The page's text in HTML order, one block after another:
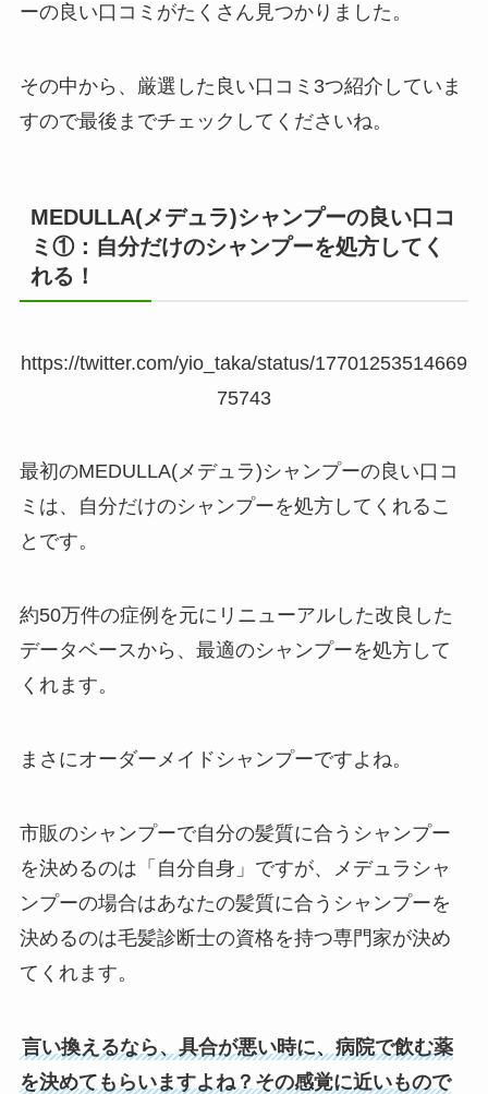
ーの良い口コミがたくさん見つかりました。
その中から、厳選した良い口コミ3つ紹介していま
すので最後までチェックしてくださいね。
MEDULLA(メデュラ)シャンプーの良い口コ
ミ①：自分だけのシャンプーを処方してく
れる！
https://twitter.com/yio_taka/status/17701253514669
75743
最初のMEDULLA(メデュラ)シャンプーの良い口コ
ミは、自分だけのシャンプーを処方してくれるこ
とです。
約50万件の症例を元にリニューアルした改良した
データベースから、最適のシャンプーを処方して
くれます。
まさにオーダーメイドシャンプーですよね。
市販のシャンプーで自分の髪質に合うシャンプー
を決めるのは「自分自身」ですが、メデュラシャ
ンプーの場合はあなたの髪質に合うシャンプーを
決めるのは毛髪診断士の資格を持つ専門家が決め
てくれます。
言い換えるなら、具合が悪い時に、病院で飲む薬
を決めてもらいますよね？その感覚に近いもので